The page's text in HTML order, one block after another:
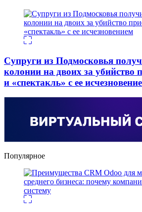
Супруги из Подмосковья
колонии на двоих за убийство
и «спектакль» с ее
Популярное